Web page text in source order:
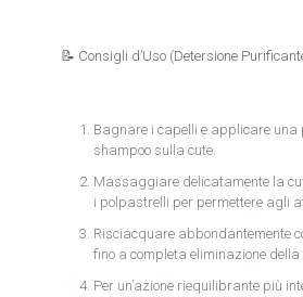
📝 Consigli d’Uso (Detersione
Bagnare i capelli e applicare
shampoo sulla cute.
Massaggiare delicatamente la
i polpastrelli per permettere agli
Risciacquare abbondantemente
fino a completa eliminazione
Per un’azione riequilibrante più